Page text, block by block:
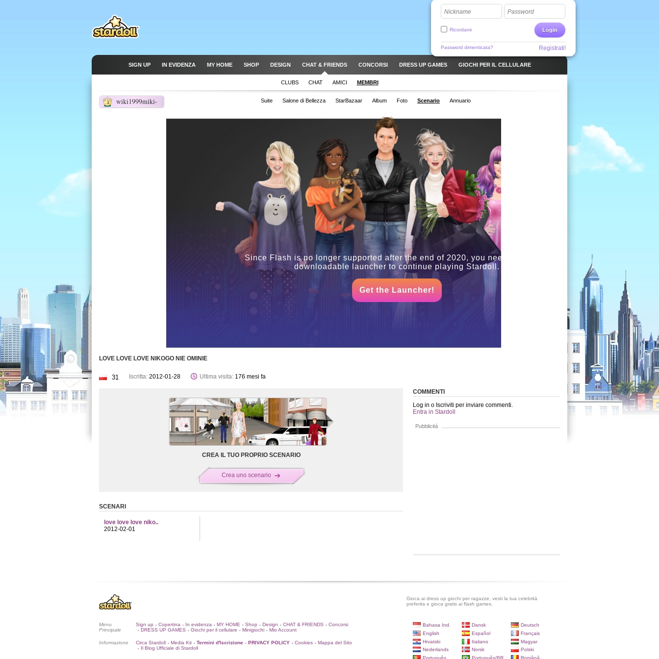
Nickname Password
Login
Ricordami
Password dimenticata? Registrati!
SIGN UP IN EVIDENZA MY HOME SHOP DESIGN CHAT & FRIENDS CONCORSI DRESS UP GAMES GIOCHI PER IL CELLULARE
CLUBS CHAT AMICI MEMBRI
wiki1999miki-
3 Suite Salone di Bellezza StarBazaar Album Foto Scenario Annuario
Since Flash is no longer supported after the end of 2020, you need to use the
downloadable launcher to continue playing Stardoll.
Get the Launcher!
LOVE LOVE LOVE NIKOGO NIE OMINIE
31 Iscritta: 2012-01-28 Ultima visita: 176 mesi fa
CREA IL TUO PROPRIO SCENARIO
Crea uno scenario
SCENARI
love love love niko..
2012-02-01
COMMENTI
Log in o Iscriviti per inviare commenti.
Entra in Stardoll
Pubblicitá
Gioca ai dress up giochi per ragazze, vesti la tua celebritá
preferita e gioca gratis ai flash games.
Menu
Principale
Sign up • Copertina • In evidenza • MY HOME • Shop • Design • CHAT & FRIENDS • Concorsi
• DRESS UP GAMES • Giochi per il cellulare • Minigiochi • Mio Account
Informazione Circa Stardoll • Media Kit • Termini d'Iscrizione • PRIVACY POLICY • Cookies • Mappa del Sito
• Il Blog Ufficiale di Stardoll
Bahasa Ind. Dansk
Deutsch
English
Español
Français
Hrvatski
Italiano
Magyar
Nederlands
Norsk
Polski
Português
Português/BR Română